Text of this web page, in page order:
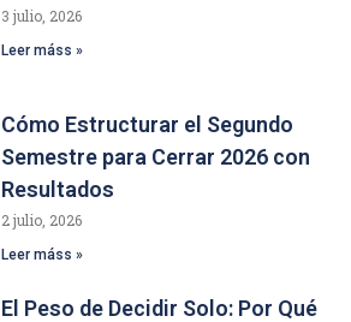
3 julio, 2026
Leer máss »
Cómo Estructurar el Segundo
Semestre para Cerrar 2026 con
Resultados
2 julio, 2026
Leer máss »
El Peso de Decidir Solo: Por Qué